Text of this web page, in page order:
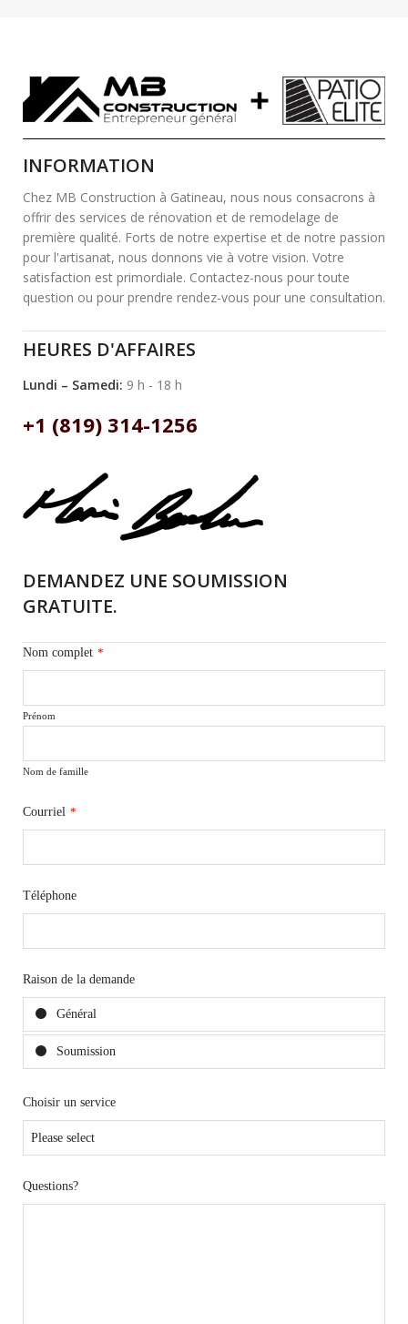
INFORMATION
Chez MB Construction à Gatineau, nous nous consacrons à
offrir des services de rénovation et de remodelage de
première qualité. Forts de notre expertise et de notre passion
pour l'artisanat, nous donnons vie à votre vision. Votre
satisfaction est primordiale. Contactez-nous pour toute
question ou pour prendre rendez-vous pour une consultation.
HEURES D'AFFAIRES
Lundi – Samedi: 9 h - 18 h
+1 (819) 314-1256
DEMANDEZ UNE SOUMISSION
GRATUITE.
Nom complet *
Prénom
Nom de famille
Courriel *
Téléphone
Raison de la demande
Général
Soumission
Choisir un service
Questions?